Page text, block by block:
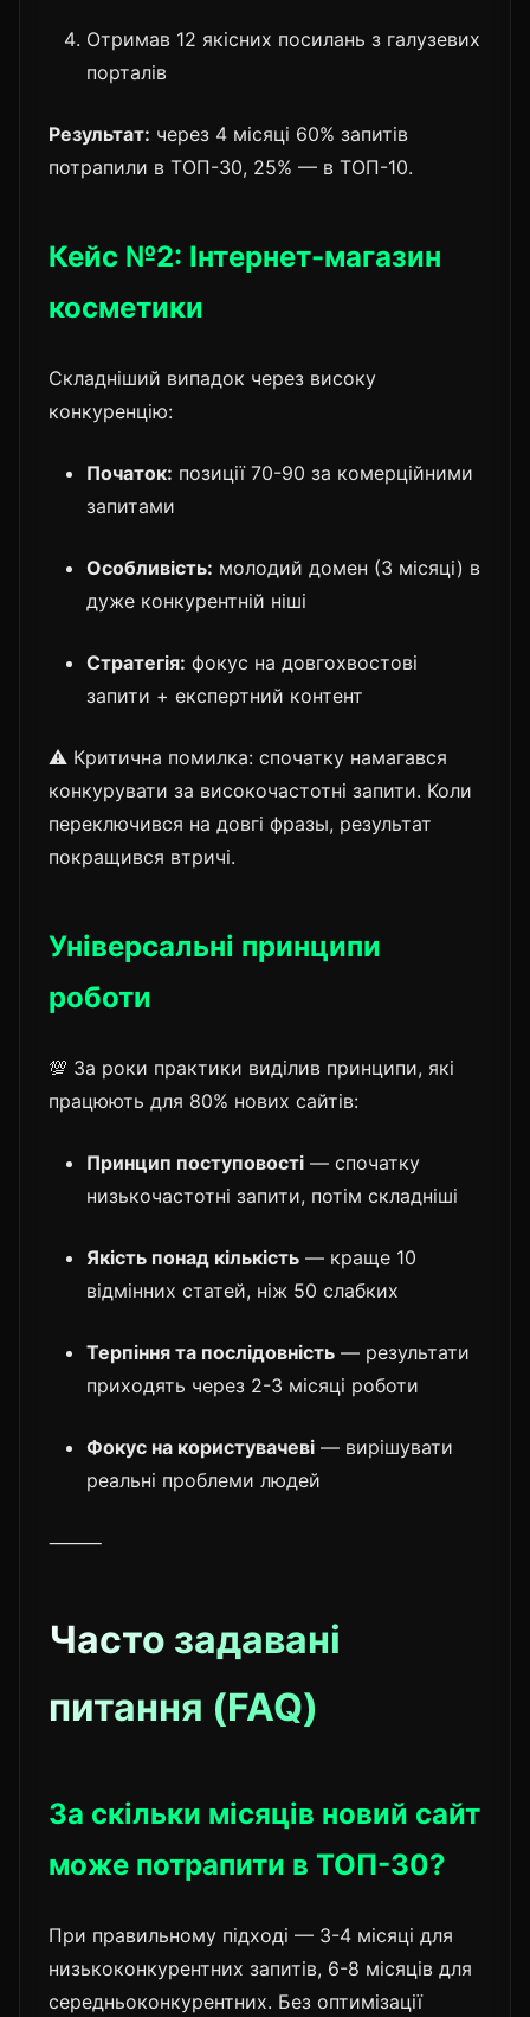
Отримав 12 якісних посилань з галузевих
порталів
Результат: через 4 місяці 60% запитів
потрапили в ТОП-30, 25% — в ТОП-10.
Кейс №2: Інтернет-магазин
косметики
Складніший випадок через високу
конкуренцію:
Початок: позиції 70-90 за комерційними
запитами
Особливість: молодий домен (3 місяці) в
дуже конкурентній ніші
Стратегія: фокус на довгохвостові
запити + експертний контент
⚠️ Критична помилка: спочатку намагався
конкурувати за високочастотні запити. Коли
переключився на довгі фразы, результат
покращився втричі.
Універсальні принципи
роботи
💯 За роки практики виділив принципи, які
працюють для 80% нових сайтів:
Принцип поступовості — спочатку
низькочастотні запити, потім складніші
Якість понад кількість — краще 10
відмінних статей, ніж 50 слабких
Терпіння та послідовність — результати
приходять через 2-3 місяці роботи
Фокус на користувачеві — вирішувати
реальні проблеми людей
⸻
Часто задавані
питання (FAQ)
За скільки місяців новий сайт
може потрапити в ТОП-30?
При правильному підході — 3-4 місяці для
низькоконкурентних запитів, 6-8 місяців для
середньоконкурентних. Без оптимізації